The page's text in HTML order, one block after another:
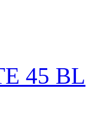
45 BL